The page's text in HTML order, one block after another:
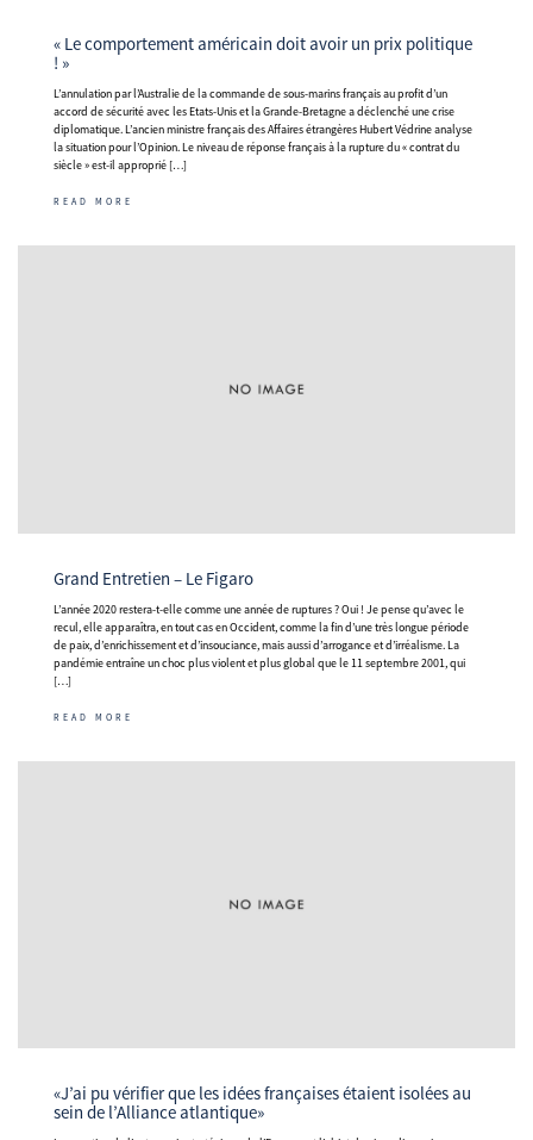
« Le comportement américain doit avoir un prix politique
! »
L’annulation par l’Australie de la commande de sous-marins français au profit d’un
accord de sécurité avec les Etats-Unis et la Grande-Bretagne a déclenché une crise
diplomatique. L’ancien ministre français des Affaires étrangères Hubert Védrine analyse
la situation pour l’Opinion. Le niveau de réponse français à la rupture du « contrat du
siècle » est-il approprié […]
READ MORE
Grand Entretien – Le Figaro
L’année 2020 restera-t-elle comme une année de ruptures ? Oui ! Je pense qu’avec le
recul, elle apparaîtra, en tout cas en Occident, comme la fin d’une très longue période
de paix, d’enrichissement et d’insouciance, mais aussi d’arrogance et d’irréalisme. La
pandémie entraîne un choc plus violent et plus global que le 11 septembre 2001, qui
[…]
READ MORE
«J’ai pu vérifier que les idées françaises étaient isolées au
sein de l’Alliance atlantique»